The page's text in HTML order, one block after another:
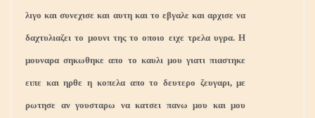
λιγο και συνεχισε και αυτη και το εβγαλε και αρχισε να
δαχτυλιαζει το μουνι της το οποιο ειχε τρελα υγρα. Η
μουναρα σηκωθηκε απο το καυλι μου γιατι πιαστηκε
ειπε και ηρθε η κοπελα απο το δευτερο ζευγαρι, με
ρωτησε αν γουσταρω να κατσει πανω μου και μου